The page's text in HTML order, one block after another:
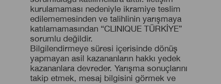
kurulamaması nedeniyle ikramiye teslim
edilememesinden ve talihlinin yarışmaya
katılamamasından “CLINIQUE TÜRKİYE”
sorumlu değildir.
Bilgilendirmeye süresi içerisinde dönüş
yapmayan asil kazananların hakkı yedek
kazananlara devreder. Yarışma sonuçlarını
takip etmek, mesaj bilgisini görmek ve